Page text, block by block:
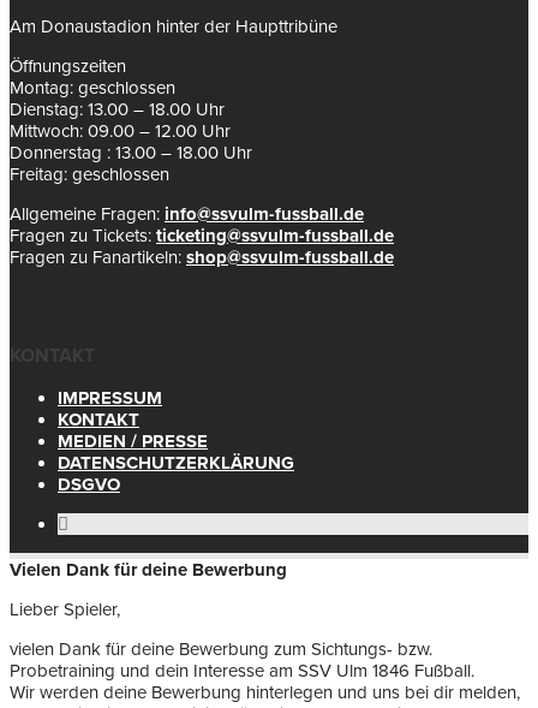
Am Donaustadion hinter der Haupttribüne
Öffnungszeiten
Montag: geschlossen
Dienstag: 13.00 – 18.00 Uhr
Mittwoch: 09.00 – 12.00 Uhr
Donnerstag : 13.00 – 18.00 Uhr
Freitag: geschlossen
Allgemeine Fragen: info@ssvulm-fussball.de
Fragen zu Tickets: ticketing@ssvulm-fussball.de
Fragen zu Fanartikeln: shop@ssvulm-fussball.de
KONTAKT
IMPRESSUM
KONTAKT
MEDIEN / PRESSE
DATENSCHUTZERKLÄRUNG
DSGVO
Vielen Dank für deine Bewerbung
Lieber Spieler,
vielen Dank für deine Bewerbung zum Sichtungs- bzw.
Probetraining und dein Interesse am SSV Ulm 1846 Fußball.
Wir werden deine Bewerbung hinterlegen und uns bei dir melden,